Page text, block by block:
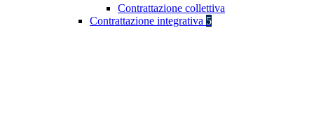
Contrattazione collettiva
Contrattazione integrativa 5